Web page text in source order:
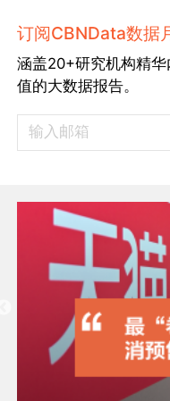
订阅CBNData数据
涵盖20+研究机构精
值的大数据报告。